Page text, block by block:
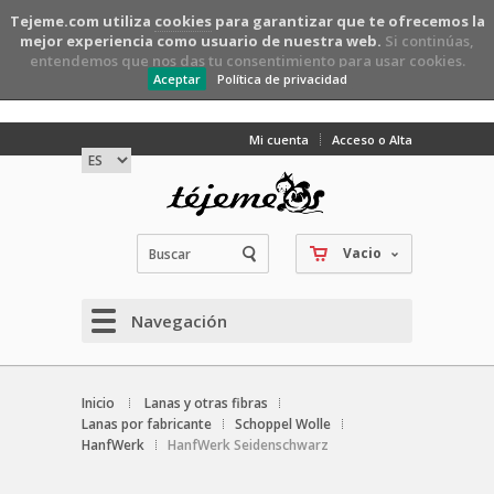
Tejeme.com utiliza cookiespara garantizar que te ofrecemos la
mejor experiencia como usuario de nuestra web. Si continúas,
entendemos que nos das tu consentimiento para usar cookies.
Aceptar Política de privacidad
Mi cuenta Acceso o Alta
Vacio
Navegación
Inicio
Lanas y otras fibras
Lanas por fabricante
Schoppel Wolle
HanfWerk
HanfWerk Seidenschwarz